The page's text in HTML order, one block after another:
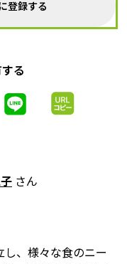
登録する
る
さん
、様々な食のニー